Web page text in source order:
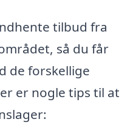
tilbud fra
så du får
de forskellige
er nogle tips til at